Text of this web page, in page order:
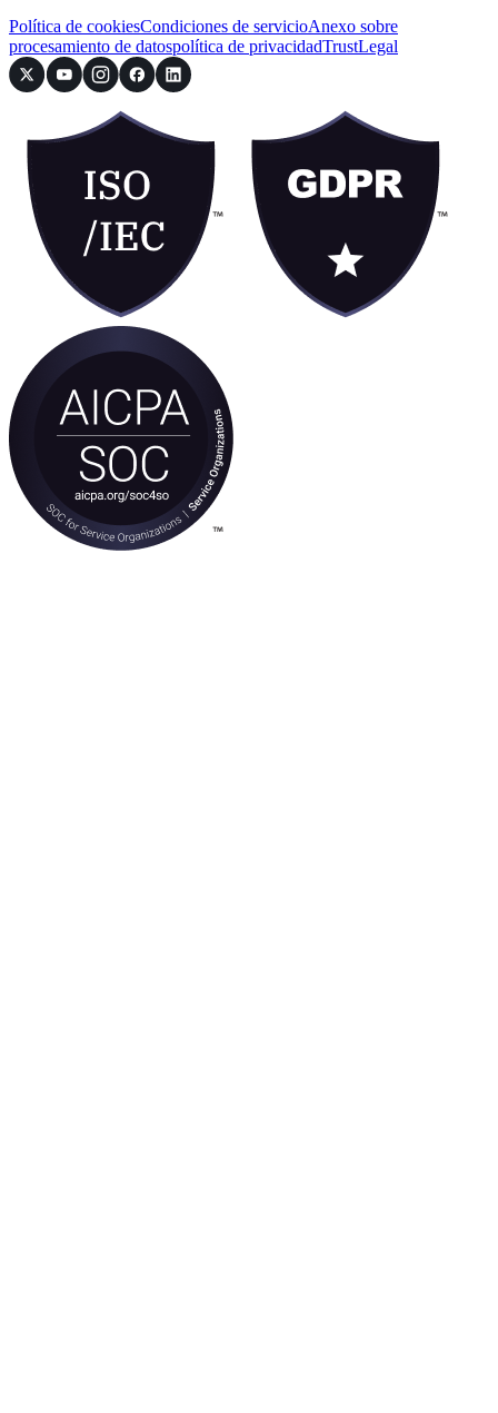
Política de cookiesCondiciones de servicioAnexo sobre
procesamiento de datospolítica de privacidadTrustLegal